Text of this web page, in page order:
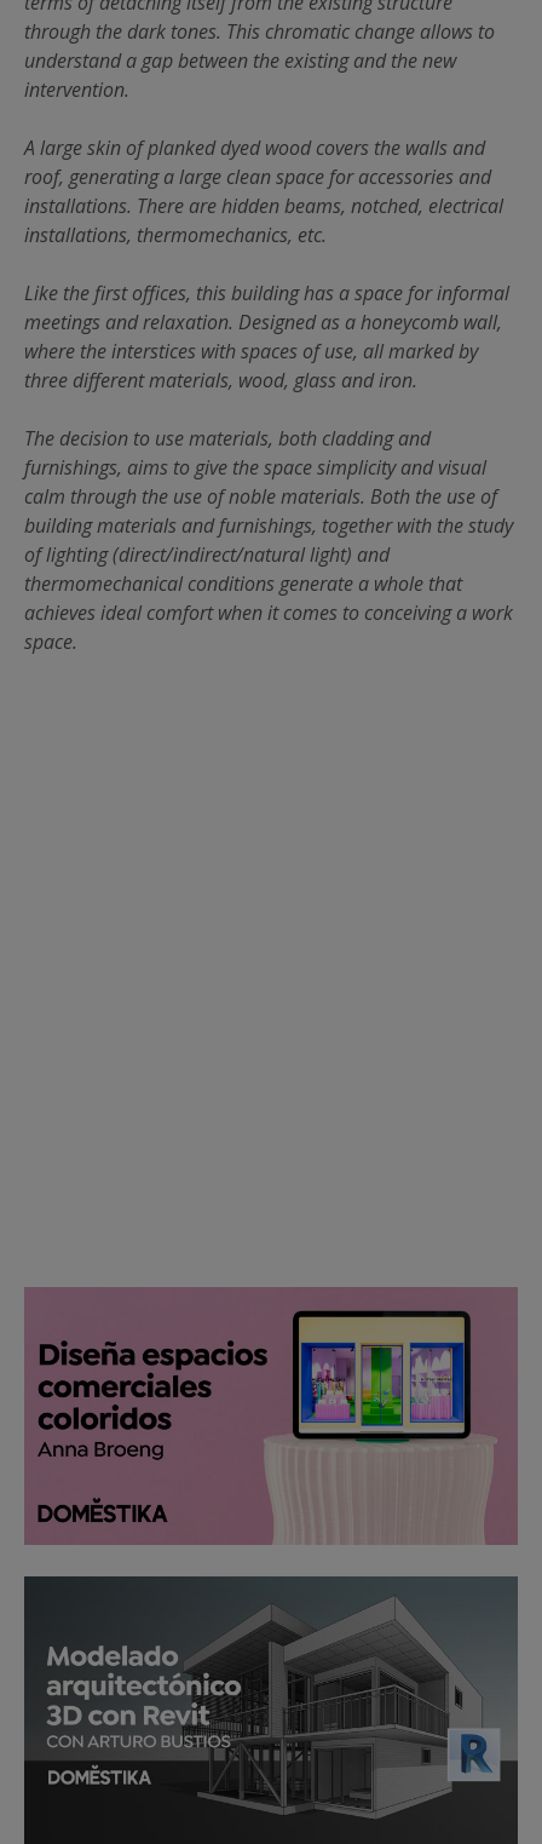
through the dark tones. This chromatic change allows to
understand a gap between the existing and the new
intervention.
A large skin of planked dyed wood covers the walls and
roof, generating a large clean space for accessories and
installations. There are hidden beams, notched, electrical
installations, thermomechanics, etc.
Like the first offices, this building has a space for informal
meetings and relaxation. Designed as a honeycomb wall,
where the interstices with spaces of use, all marked by
three different materials, wood, glass and iron.
The decision to use materials, both cladding and
furnishings, aims to give the space simplicity and visual
calm through the use of noble materials. Both the use of
building materials and furnishings, together with the study
of lighting (direct/indirect/natural light) and
thermomechanical conditions generate a whole that
achieves ideal comfort when it comes to conceiving a work
space.